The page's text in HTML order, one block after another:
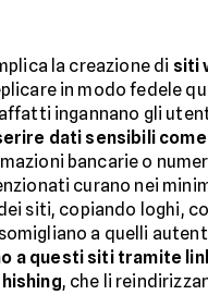
la creazione di siti
in modo fedele
ingannano gli
dati sensibili come
bancarie o
curano nei
siti, copiando loghi,
a quelli
a questi siti tramite
, che li